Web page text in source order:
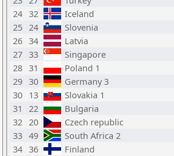
24 32 Iceland
25 24 Slovenia
26 34 Latvia
27 33 Singapore
28 31 Poland 1
29 30 Germany 3
30 13 Slovakia 1
31
22 Bulgaria
32 20 Czech republic
33 49 South Africa 2
34 36 Finland